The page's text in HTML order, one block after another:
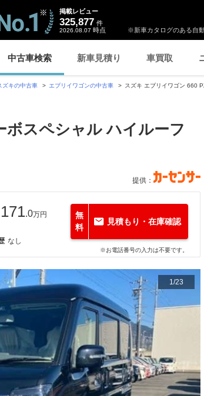
※新車カタログのある自
掲載レビュー
325,877 件
2026.08.07 時点
中古車検索 新車見積り 車買取
ズキの中古車 エブリイワゴンの中古車
スズキ エブリイワゴン 660
ボスペシャル ハイルーフ
提供：
171.0万円
なし
無
料
見積もり・在庫確認
※お電話番号の入力は不要です。
1/23